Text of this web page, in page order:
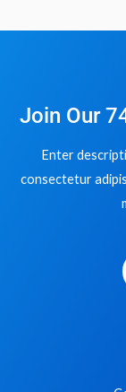
Join Our
Enter
consectetur